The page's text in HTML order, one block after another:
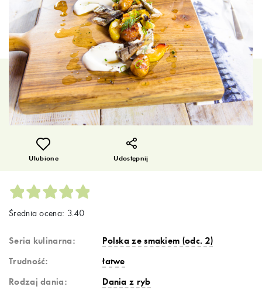
Ulubione Udostępnij
Średnia ocena: 3.40
Seria kulinarna:
Polska ze smakiem (odc. 2)
Trudność:
łatwe
Rodzaj dania:
Dania z ryb